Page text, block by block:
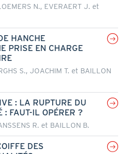
N., EVERAERT J. et
HANCHE
PRISE EN CHARGE
S., JOACHIM T. et BAILLON
: LA RUPTURE DU
: FAUT-IL OPÉRER ?
R. et BAILLON B.
DES